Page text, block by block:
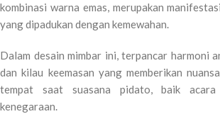
kombinasi warna emas, merupakan
yang dipadukan dengan kemewahan.
Dalam desain mimbar ini, terpancar harmoni
dan kilau keemasan yang memberikan
tempat saat suasana pidato, baik acara
kenegaraan.